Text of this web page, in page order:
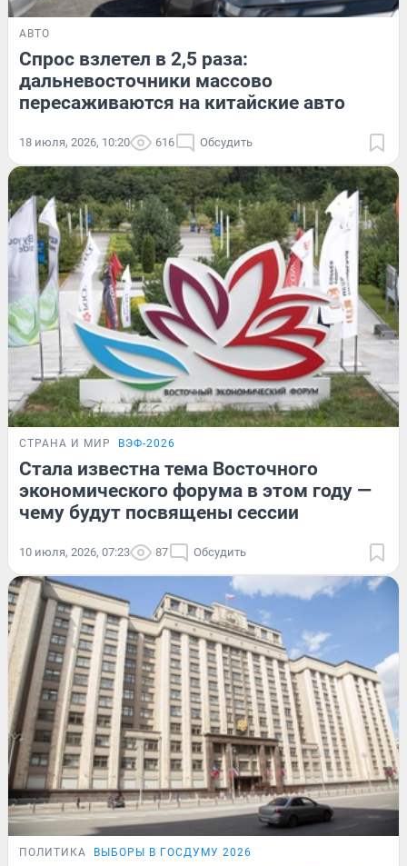
АВТО
Спрос взлетел в 2,5 раза:
дальневосточники массово
пересаживаются на китайские авто
18 июля, 2026, 10:20 616 Обсудить
СТРАНА И МИР ВЭФ-2026
Стала известна тема Восточного
экономического форума в этом году —
чему будут посвящены сессии
10 июля, 2026, 07:23 87 Обсудить
ПОЛИТИКА ВЫБОРЫ В ГОСДУМУ 2026